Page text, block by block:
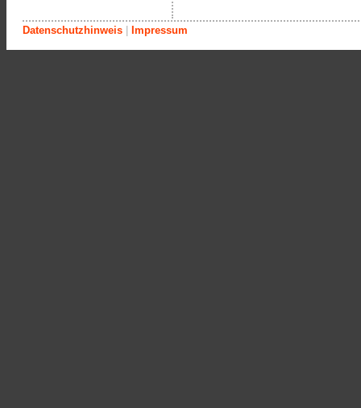
Datenschutzhinweis Impressum